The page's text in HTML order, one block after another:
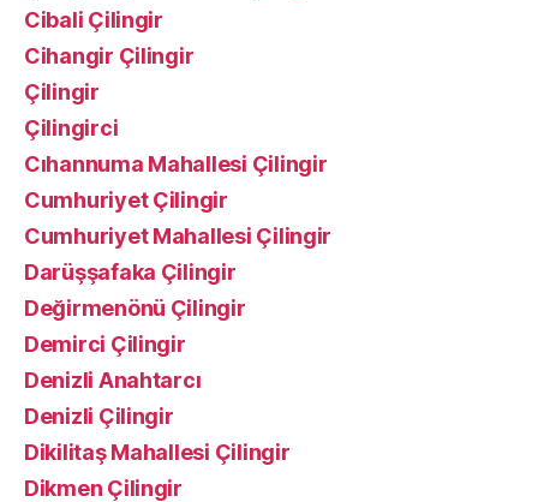
Cibali Çilingir
Cihangir Çilingir
Çilingir
Çilingirci
Cıhannuma Mahallesi Çilingir
Cumhuriyet Çilingir
Cumhuriyet Mahallesi Çilingir
Darüşşafaka Çilingir
Değirmenönü Çilingir
Demirci Çilingir
Denizli Anahtarcı
Denizli Çilingir
Dikilitaş Mahallesi Çilingir
Dikmen Çilingir